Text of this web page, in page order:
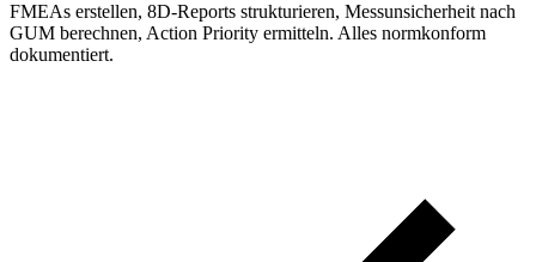
FMEAs erstellen, 8D-Reports strukturieren, Messunsicherheit nach
GUM berechnen, Action Priority ermitteln. Alles normkonform
dokumentiert.